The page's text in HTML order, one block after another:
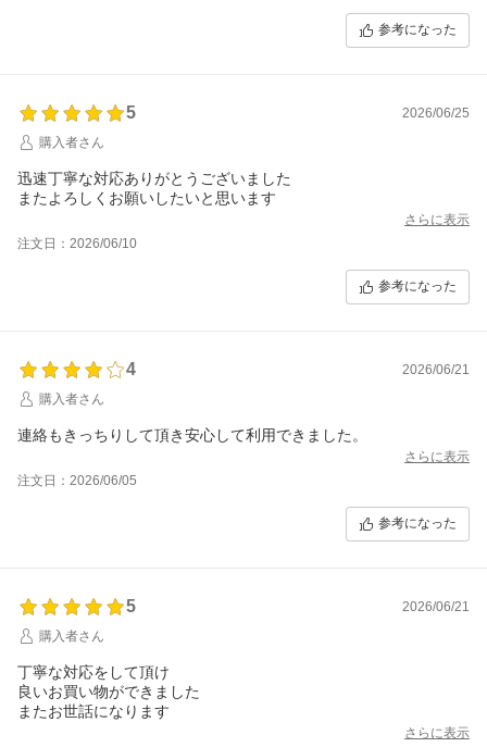
参考になった
5
2026/06/25
購入者さん
迅速丁寧な対応ありがとうございました
またよろしくお願いしたいと思います
さらに表示
注文日：2026/06/10
参考になった
4
2026/06/21
購入者さん
連絡もきっちりして頂き安心して利用できました。
さらに表示
注文日：2026/06/05
参考になった
5
2026/06/21
購入者さん
丁寧な対応をして頂け
良いお買い物ができました
またお世話になります
さらに表示